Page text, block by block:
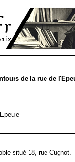
de la rue de
situé 18, rue Cugnot.